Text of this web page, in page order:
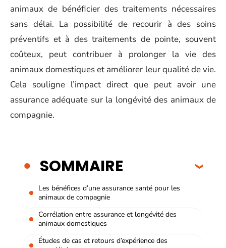
animaux de bénéficier des traitements nécessaires
sans délai. La possibilité de recourir à des soins
préventifs et à des traitements de pointe, souvent
coûteux, peut contribuer à prolonger la vie des
animaux domestiques et améliorer leur qualité de vie.
Cela souligne l’impact direct que peut avoir une
assurance adéquate sur la longévité des animaux de
compagnie.
SOMMAIRE
Les bénéfices d’une assurance santé pour les
animaux de compagnie
Corrélation entre assurance et longévité des
animaux domestiques
Études de cas et retours d’expérience des